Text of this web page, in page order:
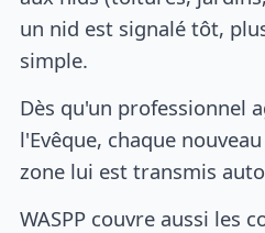
un nid est signalé tôt,
simple.
Dès qu'un professionnel
l'Evêque, chaque
zone lui est transmis
WASPP couvre aussi les